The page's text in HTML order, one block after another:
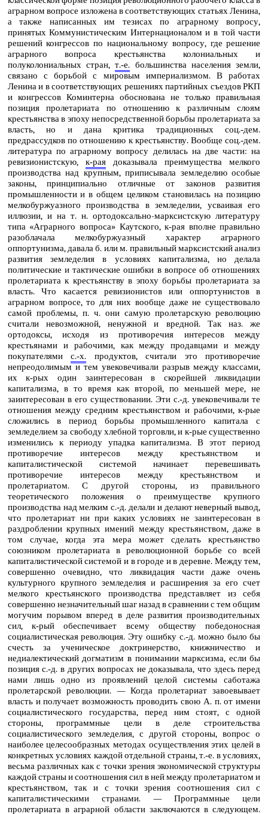
аграрном вопросе изложена в соответствующих статьях Ленина,
а также написанных им тезисах по аграрному вопросу,
принятых Коммунистическим Интернационалом и в той части
решений конгрессов по национальному вопросу, где решение
аграрного вопроса крестьянства колониальных и
полуколониальных стран,т.‑е. большинства населения земли,
связано с борьбой с мировым империализмом. В работах
Ленина и в соответствующих решениях партийных съездов РКП
и конгрессов Коминтерна обоснована не только правильная
позиция пролетариата по отношению к различным слоям
крестьянства в эпоху непосредственной борьбы пролетариата за
власть, но и дана критика традиционных соц.‑дем.
предрассудков по отношению к крестьянству. Вообще соц.‑дем.
литература по аграрному вопросу делилась на две части: на
ревизионистскую, к‑раядоказывала преимущества мелкого
производства над крупным, приписывала земледелию особые
законы, принципиально отличные от законов развития
промышленности и в общем целиком становилась на позицию
мелкобуржуазного производства в земледелии, усваивая его
иллюзии, и на т. н. ортодоксально-марксистскую литературу
типа «Аграрного вопроса» Каутского, к‑рая вполне правильно
разоблачала мелкобуржуазный характер аграрного
оппортунизма, давала б. или м. правильный марксистский анализ
развития земледелия в условиях капитализма, но делала
политические и тактические ошибки в вопросе об отношениях
пролетариата к крестьянству в эпоху борьбы пролетариата за
власть. Что касается ревизионистов или оппортунистов в
аграрном вопросе, то для них вообще даже не существовало
самой проблемы, п. ч. они самую пролетарскую революцию
считали невозможной, ненужной и вредной. Так наз. же
ортодоксы, исходя из противоречия интересов между
крестьянами и рабочими, как между продавцами и между
покупателямис.‑х. продуктов, считали это противоречие
непреодолимым и тем увековечивали разрыв между классами,
их к‑рых один заинтересован в скорейшей ликвидации
капитализма, в то время как второй, по меньшей мере, не
заинтересован в его существовании. Эти с.‑д. увековечивали те
отношения между средним крестьянством и рабочими, к‑рые
сложились в период борьбы промышленного капитала с
земледелием за свободу хлебной торговли, и к‑рые существенно
изменились к периоду упадка капитализма. В этот период
противоречие интересов между крестьянством и
капиталистической системой начинает перевешивать
противоречие интересов между крестьянством и
пролетариатом. С другой стороны, из правильного
теоретического положения о преимуществе крупного
производства над мелким с.‑д. делали и делают неверный вывод,
что пролетариат ни при каких условиях не заинтересован в
раздроблении крупных имений между крестьянством, даже в
том случае, когда эта мера может сделать крестьянство
союзником пролетариата в революционной борьбе со всей
капиталистической системой и в городе и в деревне. Между тем,
совершенно очевидно, что ликвидация части даже очень
культурного крупного земледелия и расширения за его счет
мелкого крестьянского производства представляет из себя
совершенно незначительный шаг назад в сравнении с тем общим
могучим порывом вперед в деле развития производительных
сил, к‑рый обеспечивает всему обществу победоносная
социалистическая революция. Эту ошибку с.‑д. можно было бы
счесть за ученическое доктринерство, книжничество и
недиалектический догматизм в понимании марксизма, если бы
позиция с.‑д. в других вопросах не доказывала, что здесь перед
нами лишь одно из проявлений целой системы саботажа
пролетарской революции. — Когда пролетариат завоевывает
власть и получает возможность проводить свою А. п. от имени
социалистического государства, перед ним стоят, с одной
стороны, программные цели в деле строительства
социалистического земледелия, с другой стороны, вопрос о
наиболее целесообразных методах осуществления этих целей в
конкретных условиях каждой отдельной страны, т.‑е. в условиях,
весьма различных как с точки зрения экономической структуры
каждой страны и соотношения сил в ней между пролетариатом и
крестьянством, так и с точки зрения соотношения сил с
капиталистическими странами. — Программные цели
пролетариата в аграрной области заключаются в следующем.